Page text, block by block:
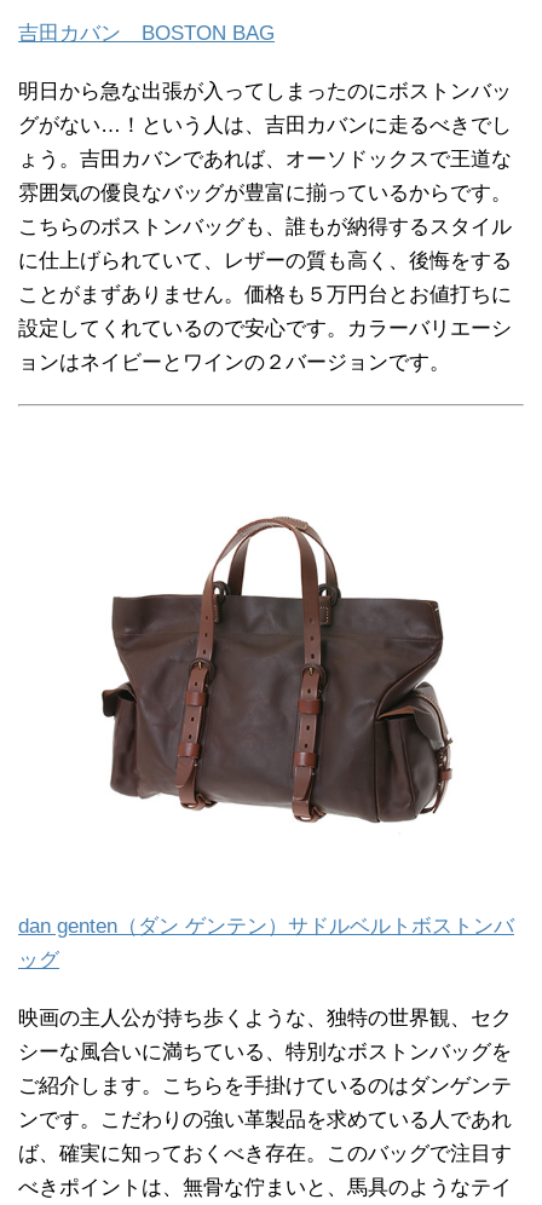
吉田カバン BOSTON BAG
明日から急な出張が入ってしまったのにボストンバッ
グがない…！という人は、吉田カバンに走るべきでし
ょう。吉田カバンであれば、オーソドックスで王道な
雰囲気の優良なバッグが豊富に揃っているからです。
こちらのボストンバッグも、誰もが納得するスタイル
に仕上げられていて、レザーの質も高く、後悔をする
ことがまずありません。価格も５万円台とお値打ちに
設定してくれているので安心です。カラーバリエーシ
ョンはネイビーとワインの２バージョンです。
dan genten（ダン ゲンテン）サドルベルトボストンバ
ッグ
映画の主人公が持ち歩くような、独特の世界観、セク
シーな風合いに満ちている、特別なボストンバッグを
ご紹介します。こちらを手掛けているのはダンゲンテ
ンです。こだわりの強い革製品を求めている人であれ
ば、確実に知っておくべき存在。このバッグで注目す
べきポイントは、無骨な佇まいと、馬具のようなテイ